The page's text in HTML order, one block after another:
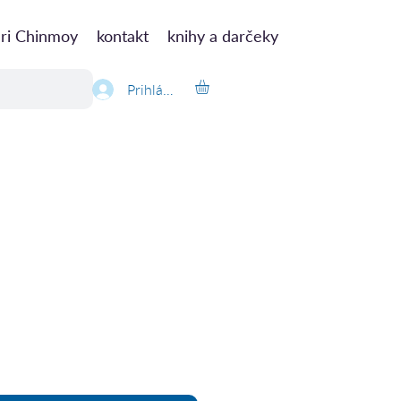
Chinmoy kontakt knihy a darčeky
Prihlásiť